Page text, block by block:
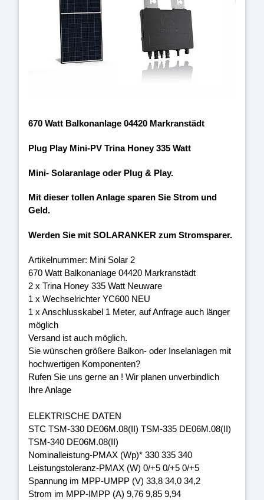
670 Watt Balkonanlage 04420 Markranstädt
Plug Play Mini-PV Trina Honey 335 Watt
Mini- Solaranlage oder Plug & Play.
Mit dieser tollen Anlage sparen Sie Strom und
Geld.
Werden Sie mit SOLARANKER zum Stromsparer.
Artikelnummer: Mini Solar 2
670 Watt Balkonanlage 04420 Markranstädt
2 x Trina Honey 335 Watt Neuware
1 x Wechselrichter YC600 NEU
1 x Anschlusskabel 1 Meter, auf Anfrage auch länger
möglich
Versand ist auch möglich.
Sie wünschen größere Balkon- oder Inselanlagen mit
hochwertigen Komponenten?
Rufen Sie uns gerne an ! Wir planen unverbindlich
Ihre Anlage
ELEKTRISCHE DATEN
STC TSM-330 DE06M.08(II) TSM-335 DE06M.08(II)
TSM-340 DE06M.08(II)
Nominalleistung-PMAX (Wp)* 330 335 340
Leistungstoleranz-PMAX (W) 0/+5 0/+5 0/+5
Spannung im MPP-UMPP (V) 33,8 34,0 34,2
Strom im MPP-IMPP (A) 9,76 9,85 9,94